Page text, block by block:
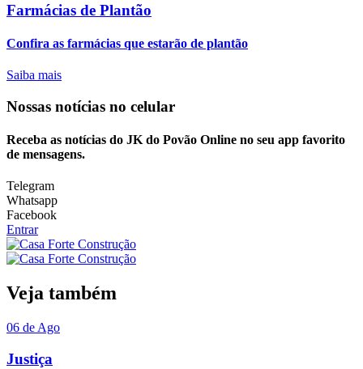
Farmácias de Plantão
Confira as farmácias que estarão de plantão
Saiba mais
Nossas notícias no celular
Receba as notícias do JK do Povão Online no seu app favorito
de mensagens.
Telegram
Whatsapp
Facebook
Entrar
Veja também
06 de Ago
Justiça